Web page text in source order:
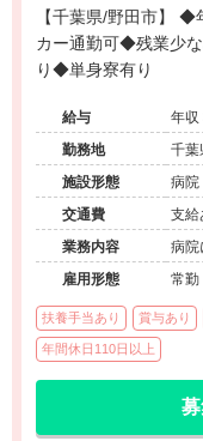
【千葉県/野田市】 ◆年間休日110日以上◆駐車場無料◆マイ
カー通勤可◆残業少
り◆単身寮有り
給与
勤務地
千葉
施設形態
病院
交通費
支給
業務内容
病院
雇用形態
常勤
扶養手当あり 賞与あり
年間休日110日以上